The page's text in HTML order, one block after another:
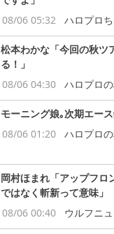
08/06 05:32
ハロプロ
松本わかな「今回の秋ツ
る！」
08/06 04:30
ハロプロ
モーニング娘｡次期エー
08/06 01:20
ハロプロ
岡村ほまれ「アップフロ
ではなく斬新って意味」
08/06 00:40
ウルフニ